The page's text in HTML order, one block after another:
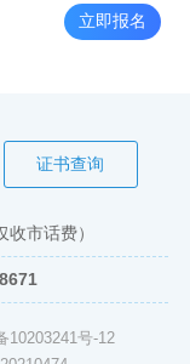
立即报名
证书查询
收市话费）
10203241号-12